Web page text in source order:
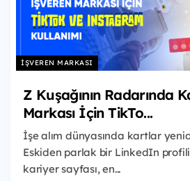
İŞVEREN MARKASI
Z Kuşağının Radarında
Markası İçin TikTo...
İşe alım dünyasında kartlar
Eskiden parlak bir LinkedIn
kariyer sayfası, en...